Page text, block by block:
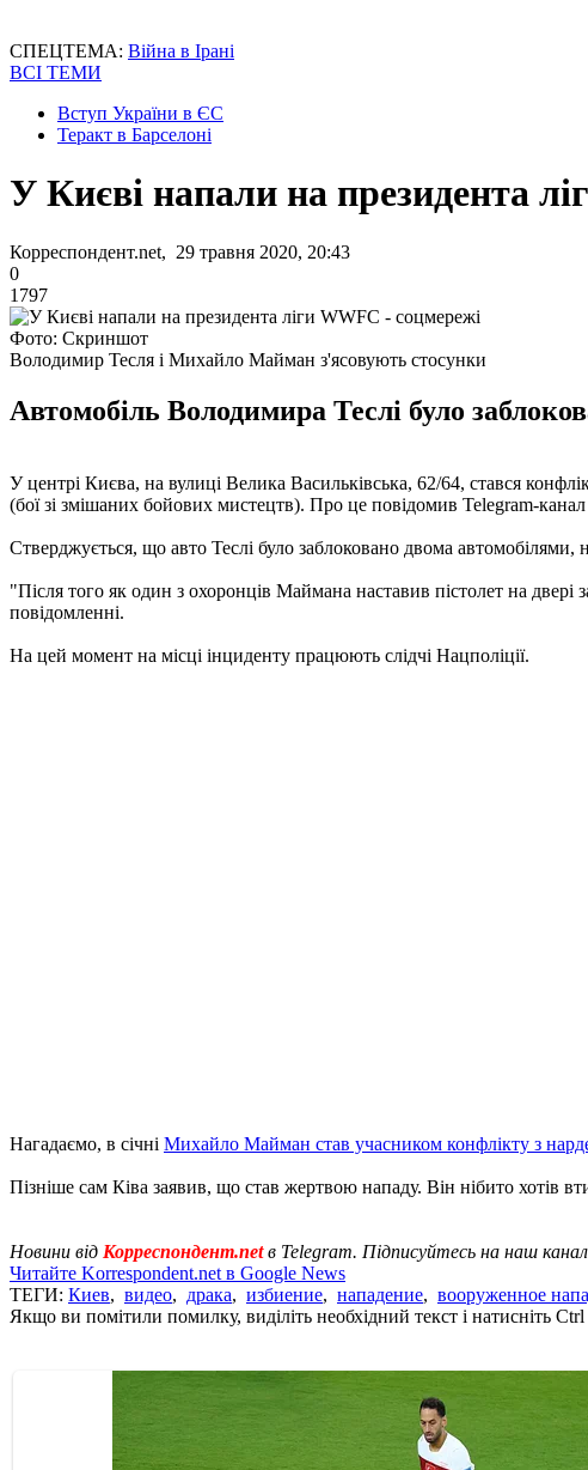
СПЕЦТЕМА: Війна в Ірані
ВСІ ТЕМИ
Вступ України в ЄС
Теракт в Барселоні
У Києві напали на президента
Корреспондент.net, 29 травня 2020, 20:43
0
1797
Фото: Скриншот
Володимир Тесля і Михайло Майман з'ясовують стосунки
Автомобіль Володимира Теслі було
У центрі Києва, на вулиці Велика Васильківська, 62/64, стався
(бої зі змішаних бойових мистецтв). Про це повідомив Telegram-канал
Стверджується, що авто Теслі було заблоковано двома
"Після того як один з охоронців Маймана наставив пістолет на
повідомленні.
На цей момент на місці інциденту працюють слідчі Нацполіції.
Нагадаємо, в січні Михайло Майман став учасником конфлікту з
Пізніше сам Ківа заявив, що став жертвою нападу. Він нібито
Новини від Корреспондент.netв Telegram. Підписуйтесь на наш канал
Читайте Korrespondent.net в Google News
ТЕГИ: Киев, видео, драка, избиение, нападение, вооруженное
Якщо ви помітили помилку, виділіть необхідний текст і натисніть